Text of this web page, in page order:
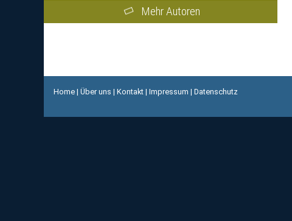
Mehr Autoren
Home | Über uns | Kontakt | Impressum | Datenschutz